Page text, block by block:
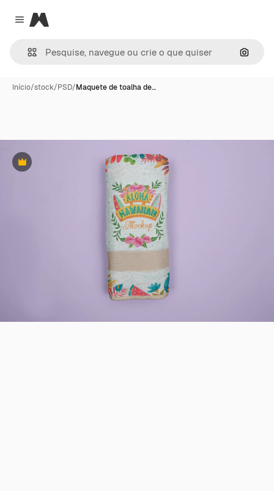
Close menu
Magnific
Início/stock/PSD/Maquete de toalha de…
Premium